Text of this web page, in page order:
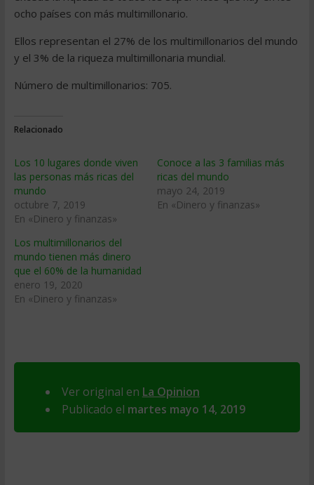
ocho países con más multimillonario.
Ellos representan el 27% de los multimillonarios del mundo
y el 3% de la riqueza multimillonaria mundial.
Número de multimillonarios: 705.
Relacionado
Los 10 lugares donde viven
las personas más ricas del
mundo
octubre 7, 2019
En «Dinero y finanzas»
Conoce a las 3 familias más
ricas del mundo
mayo 24, 2019
En «Dinero y finanzas»
Los multimillonarios del
mundo tienen más dinero
que el 60% de la humanidad
enero 19, 2020
En «Dinero y finanzas»
Ver original en La Opinion
Publicado el martes mayo 14, 2019